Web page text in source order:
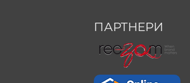
ПАРТНЕРИ